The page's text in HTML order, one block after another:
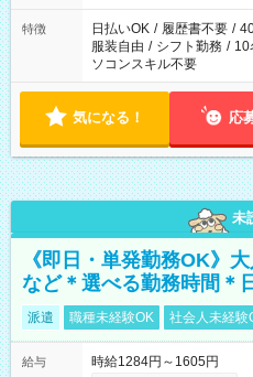
特徴 日払いOK / 履歴書不要 /
服装自由 / シフト勤務 / 10
ソコンスキル不要
気になる！ 応
未
《即日・単発勤務OK》
など＊選べる勤務時間＊
派遣 職種未経験OK 社会人未経験
給与
時給1284円～1605円